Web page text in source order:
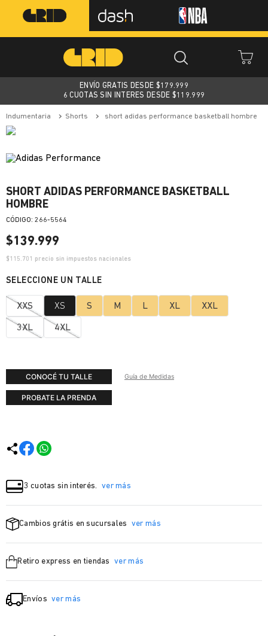
ENVÍO GRATIS DESDE $179.999
6 CUOTAS SIN INTERES DESDE $119.999
indumentaria shorts short adidas performance basketball hombre
SHORT ADIDAS PERFORMANCE BASKETBALL
HOMBRE
: 266-5564
$139.999
$115.701 precio sin impuestos nacionales
XXS XS S M L XL XXL
3XL 4XL
CONOCÉ TU TALLE Guía de Medidas
PROBATE LA PRENDA
3 cuotas sin interés. ver más
Cambios grátis en sucursales ver más
Retiro express en tiendas ver más
Envíos ver más